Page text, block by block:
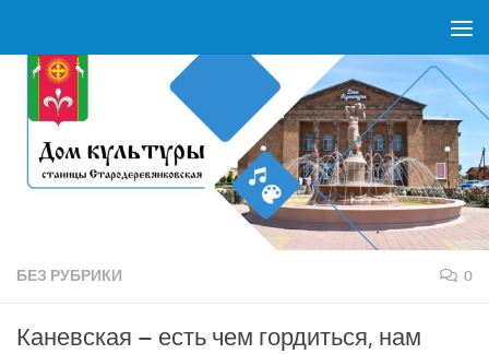
БЕЗ РУБРИКИ 0
Каневская – есть чем гордиться, нам